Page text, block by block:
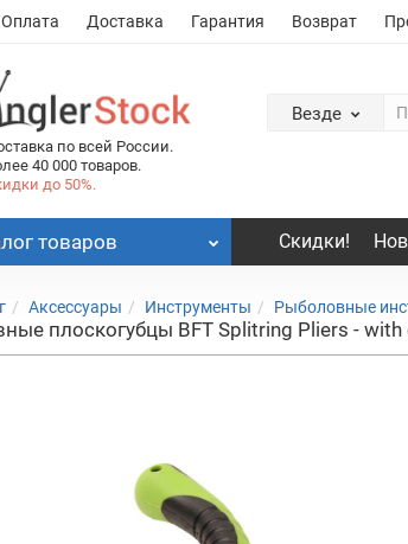
Оплата Доставка Гарантия Возврат
по всей России.
40 000 товаров.
до 50%.
Везде
товаров Скидки!
Аксессуары Инструменты Рыболовные
плоскогубцы BFT Splitring Pliers -